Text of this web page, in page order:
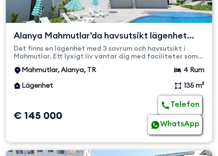
Alanya Mahmutlar'da havsutsikt lägenhet
med 3 sovrum och 1 v...
Det finns en lägenhet med 3 sovrum och havsutsikt i
Mahmutlar. Ett lyxigt liv väntar dig med faciliteter som
Mahmutlar, Alanya, TR
4 Rum
Lägenhet
135 m²
€ 145 000
Telefon
WhatsApp